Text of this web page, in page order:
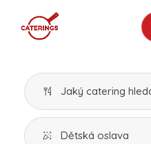
Jaký catering
Dětská oslava